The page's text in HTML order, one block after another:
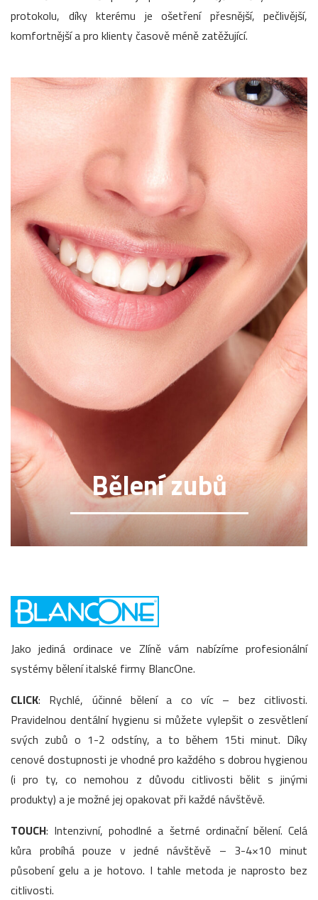
protokolu, díky kterému je ošetření přesnější, pečlivější,
komfortnější a pro klienty časově méně zatěžující.
Jako jediná ordinace ve Zlíně vám nabízíme profesionální
systémy bělení italské firmy BlancOne.
CLICK: Rychlé, účinné bělení a co víc – bez citlivosti.
Pravidelnou dentální hygienu si můžete vylepšit o zesvětlení
svých zubů o 1-2 odstíny, a to během 15ti minut. Díky
cenové dostupnosti je vhodné pro každého s dobrou hygienou
(i pro ty, co nemohou z důvodu citlivosti bělit s jinými
produkty) a je možné jej opakovat při každé návštěvě.
TOUCH: Intenzivní, pohodlné a šetrné ordinační bělení. Celá
kůra probíhá pouze v jedné návštěvě – 3-4×10 minut
působení gelu a je hotovo. I tahle metoda je naprosto bez
citlivosti.
Bělení zubů